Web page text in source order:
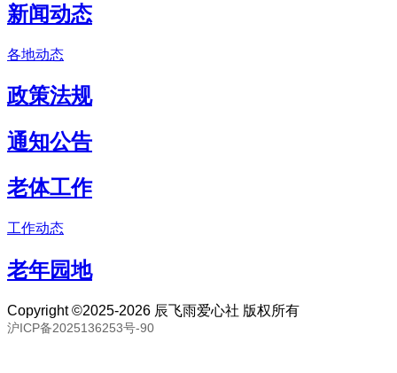
新闻动态
各地动态
政策法规
通知公告
老体工作
工作动态
老年园地
Copyright ©2025-2026 辰飞雨爱心社 版权所有
沪ICP备2025136253号-90